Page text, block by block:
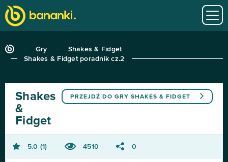
Gry
Shakes & Fidget
Shakes & Fidget poradnik cz.2
PRZEJDŹ DO GRY SHAKES & FIDGET
Shakes
&
Fidget
5.0 1 4510 0